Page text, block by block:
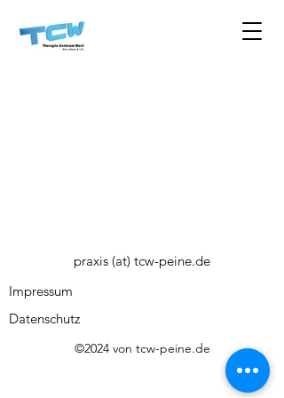
praxis (at) tcw-peine.de
Impressum
Datenschutz
©2024 von tcw-peine.de